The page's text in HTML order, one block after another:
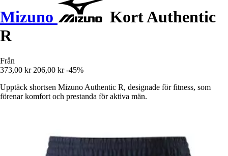
Mizuno
Kort Authentic
R
Från
373,00 kr 206,00 kr -45%
Upptäck shortsen Mizuno Authentic R, designade för fitness, som
förenar komfort och prestanda för aktiva män.